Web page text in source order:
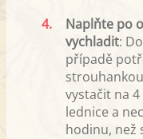
4.
Naplňte po
vychladit:
případě
vystačit na
lednice a
hodinu, než